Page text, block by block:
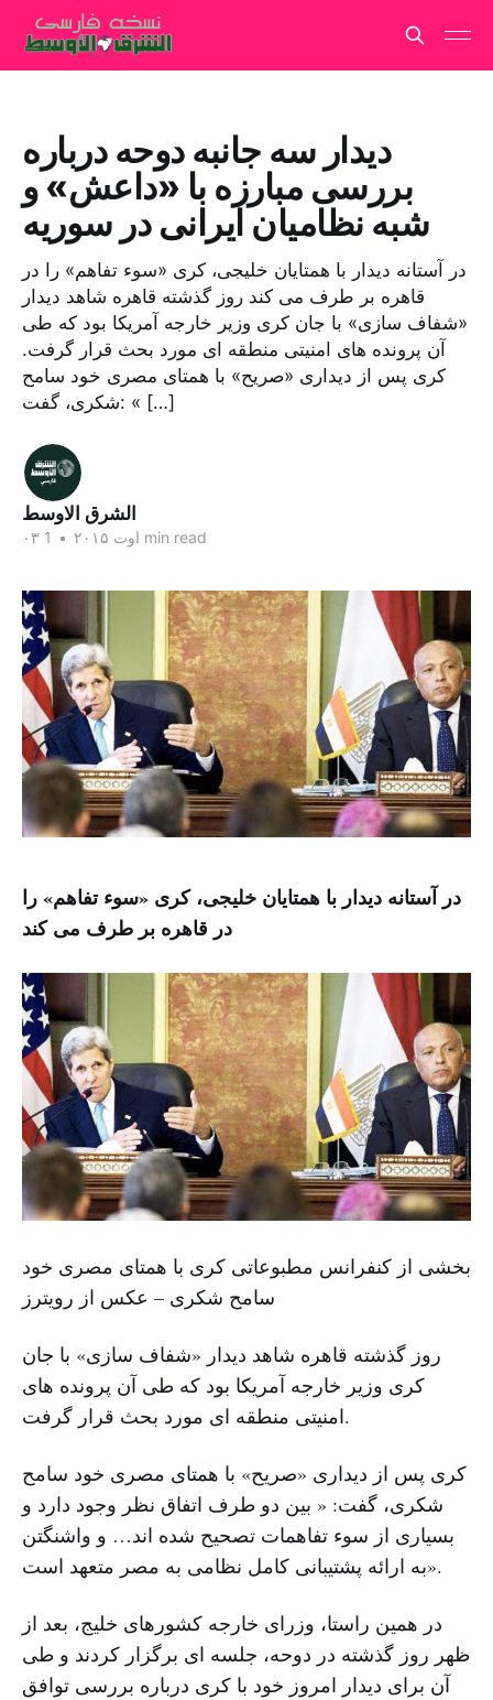
دیدار سه جانبه دوحه درباره
بررسی مبارزه با «داعش» و
شبه نظامیان ایرانی در سوریه
در آستانه دیدار با همتایان خلیجی، کری «سوء تفاهم» را در
قاهره بر طرف می کند روز گذشته قاهره شاهد دیدار
«شفاف سازی» با جان کری وزیر خارجه آمریکا بود که طی
آن پرونده های امنیتی منطقه ای مورد بحث قرار گرفت.
کری پس از دیداری «صریح» با همتای مصری خود سامح
شکری، گفت: « […]
الشرق الاوسط
۰۳ اوت ۲۰۱۵ • 1 min read
در آستانه دیدار با همتایان خلیجی، کری «سوء تفاهم» را
در قاهره بر طرف می کند
بخشی از کنفرانس مطبوعاتی کری با همتای مصری خود
سامح شکری – عکس از رویترز
روز گذشته قاهره شاهد دیدار «شفاف سازی» با جان
کری وزیر خارجه آمریکا بود که طی آن پرونده های
امنیتی منطقه ای مورد بحث قرار گرفت.
کری پس از دیداری «صریح» با همتای مصری خود سامح
شکری، گفت: « بین دو طرف اتفاق نظر وجود دارد و
بسیاری از سوء تفاهمات تصحیح شده اند… و واشنگتن
به ارائه پشتیبانی کامل نظامی به مصر متعهد است».
در همین راستا، وزرای خارجه کشورهای خلیج، بعد از
ظهر روز گذشته در دوحه، جلسه ای برگزار کردند و طی
آن برای دیدار امروز خود با کری درباره بررسی توافق